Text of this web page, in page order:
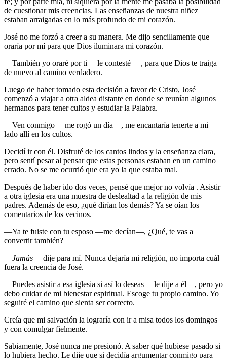
de cuestionar mis creencias. Las enseñanzas de nuestra niñez
estaban arraigadas en lo más profundo de mi corazón.
José no me forzó a creer a su manera. Me dijo sencillamente que
oraría por mí para que Dios iluminara mi corazón.
—También yo oraré por ti —le contesté— , para que Dios te traiga
de nuevo al camino verdadero.
Luego de haber tomado esta decisión a favor de Cristo, José
comenzó a viajar a otra aldea distante en donde se reunían algunos
hermanos para tener cultos y estudiar la Palabra.
—Ven conmigo —me rogó un día—, me encantaría tenerte a mi
lado allí en los cultos.
Decidí ir con él. Disfruté de los cantos lindos y la enseñanza clara,
pero sentí pesar al pensar que estas personas estaban en un camino
errado. No se me ocurrió que era yo la que estaba mal.
Después de haber ido dos veces, pensé que mejor no volvía . Asistir
a otra iglesia era una muestra de deslealtad a la religión de mis
padres. Además de eso, ¿qué dirían los demás? Ya se oían los
comentarios de los vecinos.
—Ya te fuiste con tu esposo —me decían—, ¿Qué, te vas a
convertir también?
—Jamás —dije para mí. Nunca dejaría mi religión, no importa cuál
fuera la creencia de José.
—Puedes asistir a esa iglesia si así lo deseas —le dije a él—, pero yo
debo cuidar de mi bienestar espiritual. Escoge tu propio camino. Yo
seguiré el camino que sienta ser correcto.
Creía que mi salvación la lograría con ir a misa todos los domingos
y con comulgar fielmente.
Sabiamente, José nunca me presionó. A saber qué hubiese pasado si
lo hubiera hecho. Le dije que si decidía argumentar conmigo para